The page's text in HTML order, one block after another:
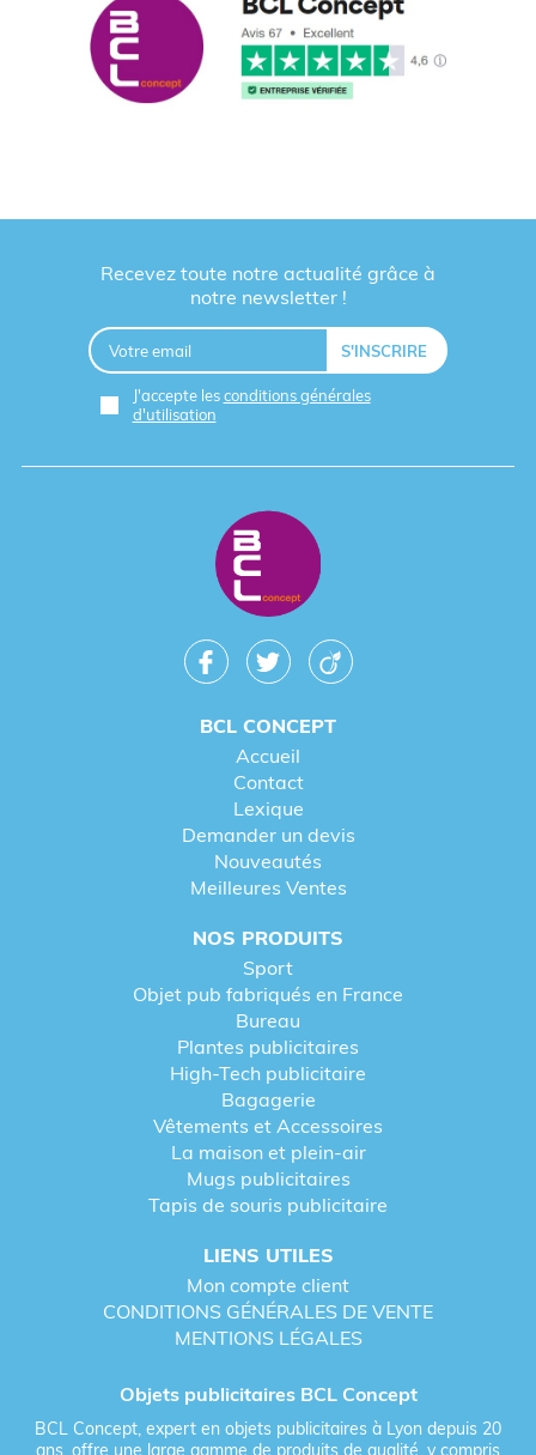
Recevez toute notre actualité grâce à
notre newsletter !
J'accepte lesconditions générales
d'utilisation
BCL CONCEPT
Accueil
Contact
Lexique
Demander un devis
Nouveautés
Meilleures Ventes
NOS PRODUITS
Sport
Objet pub fabriqués en France
Bureau
Plantes publicitaires
High-Tech publicitaire
Bagagerie
Vêtements et Accessoires
La maison et plein-air
Mugs publicitaires
Tapis de souris publicitaire
LIENS UTILES
Mon compte client
CONDITIONS GÉNÉRALES DE VENTE
MENTIONS LÉGALES
Objets publicitaires BCL Concept
BCL Concept, expert en objets publicitaires à Lyon depuis 20
ans, offre une large gamme de produits de qualité, y compris